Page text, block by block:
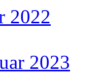
2022
2023